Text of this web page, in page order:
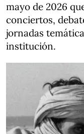
mayo de 2026
conciertos,
jornadas
institución.